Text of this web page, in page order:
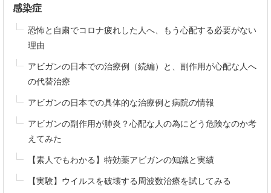
感染症
恐怖と自粛でコロナ疲れした人へ、もう心配する必要がない
理由
アビガンの日本での治療例（続編）と、副作用が心配な人へ
の代替治療
アビガンの日本での具体的な治療例と病院の情報
アビガンの副作用が肺炎？心配な人の為にどう危険なのか考
えてみた
【素人でもわかる】特効薬アビガンの知識と実績
【実験】ウイルスを破壊する周波数治療を試してみる